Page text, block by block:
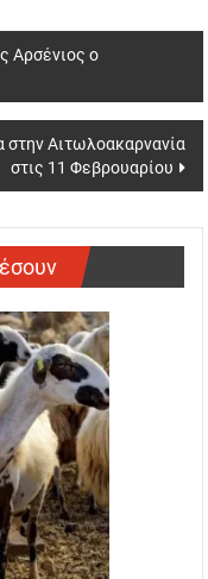
Αρσένιος ο
Αιτωλοακαρνανία
στις 11 Φεβρουαρίου